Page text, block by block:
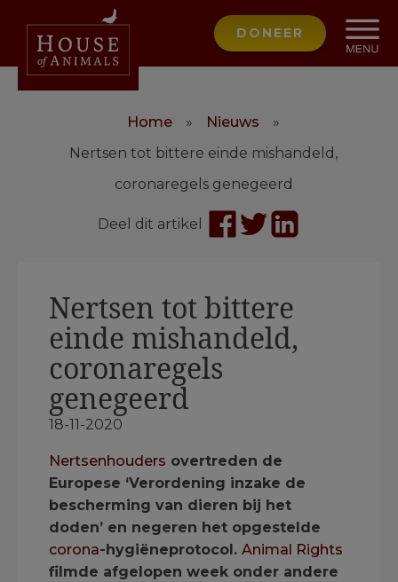
DONEER
Home » Nieuws
»
Nertsen tot bittere einde mishandeld,
coronaregels genegeerd
Deel dit artikel
Nertsen tot bittere
einde mishandeld,
coronaregels
genegeerd
18-11-2020
Nertsenhouders overtreden de
Europese ‘Verordening inzake de
bescherming van dieren bij het
doden’ en negeren het opgestelde
corona-hygiëneprotocol. Animal Rights
filmde afgelopen week onder andere